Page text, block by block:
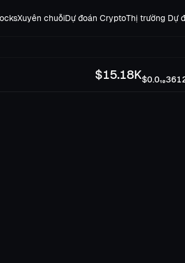
Xuyên chuỗiDự đoán CryptoThị trường Dự
$15.18K